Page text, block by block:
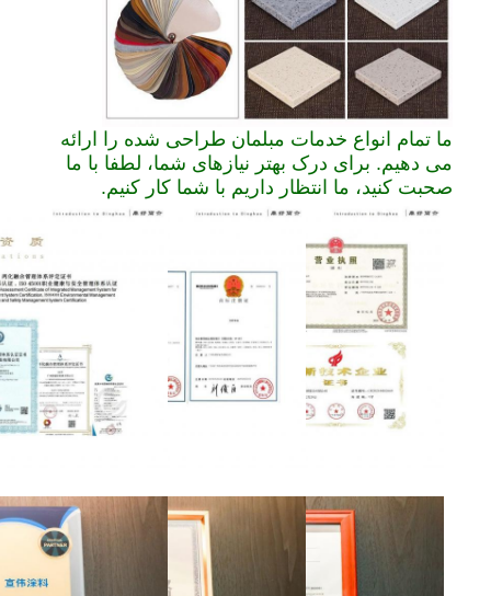
ما تمام انواع خدمات مبلمان طراحی شده را ارائه
می دهیم. برای درک بهتر نیازهای شما، لطفا با ما
صحبت کنید، ما انتظار داریم با شما کار کنیم.